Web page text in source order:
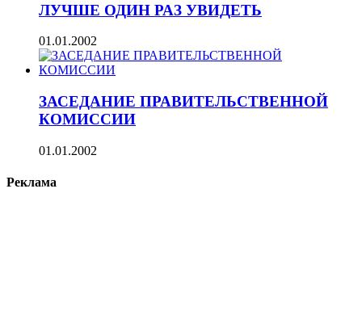
ЛУЧШЕ ОДИН РАЗ УВИДЕТЬ
01.01.2002
ЗАСЕДАНИЕ ПРАВИТЕЛЬСТВЕННОЙ
КОМИССИИ
01.01.2002
Реклама